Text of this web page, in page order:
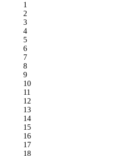
1
2
3
4
5
6
7
8
9
10
11
12
13
14
15
16
17
18